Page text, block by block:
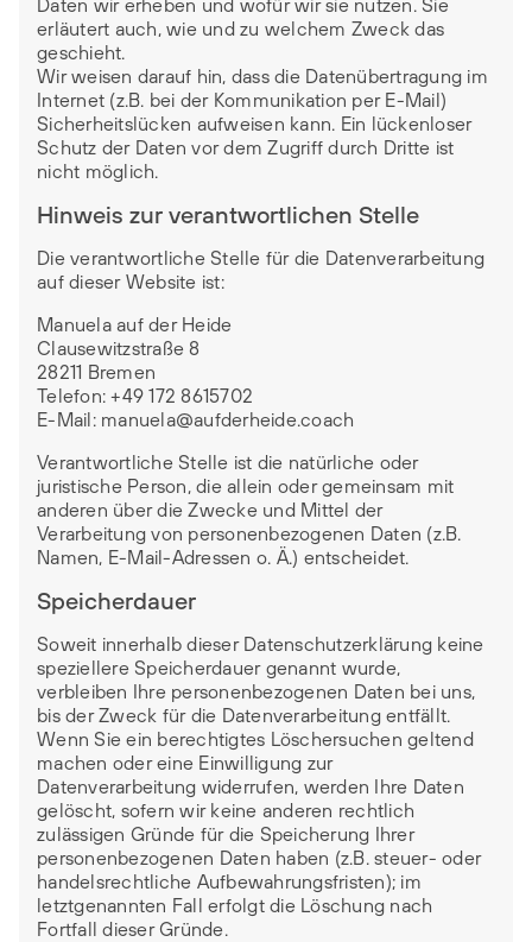
erläutert auch, wie und zu welchem Zweck das
geschieht.
Wir weisen darauf hin, dass die Datenübertragung im
Internet (z.B. bei der Kommunikation per E-Mail)
Sicherheitslücken aufweisen kann. Ein lückenloser
Schutz der Daten vor dem Zugriff durch Dritte ist
nicht möglich.
Hinweis zur verantwortlichen Stelle
Die verantwortliche Stelle für die Datenverarbeitung
auf dieser Website ist:
Manuela auf der Heide
Clausewitzstraße 8
28211 Bremen
Telefon: ‭+49 172 8615702‬
E-Mail: manuela@aufderheide.coach
Verantwortliche Stelle ist die natürliche oder
juristische Person, die allein oder gemeinsam mit
anderen über die Zwecke und Mittel der
Verarbeitung von personenbezogenen Daten (z.B.
Namen, E-Mail-Adressen o. Ä.) entscheidet.
Speicherdauer
Soweit innerhalb dieser Datenschutzerklärung keine
speziellere Speicherdauer genannt wurde,
verbleiben Ihre personenbezogenen Daten bei uns,
bis der Zweck für die Datenverarbeitung entfällt.
Wenn Sie ein berechtigtes Löschersuchen geltend
machen oder eine Einwilligung zur
Datenverarbeitung widerrufen, werden Ihre Daten
gelöscht, sofern wir keine anderen rechtlich
zulässigen Gründe für die Speicherung Ihrer
personenbezogenen Daten haben (z.B. steuer- oder
handelsrechtliche Aufbewahrungsfristen); im
letztgenannten Fall erfolgt die Löschung nach
Fortfall dieser Gründe.